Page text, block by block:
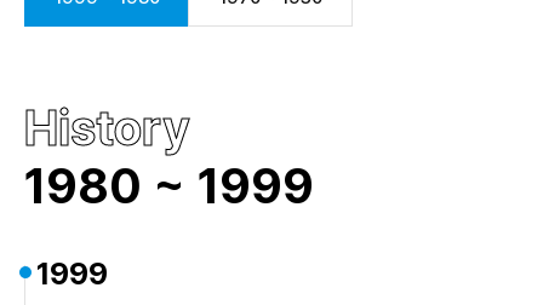
History
1980 ~ 1999
1999